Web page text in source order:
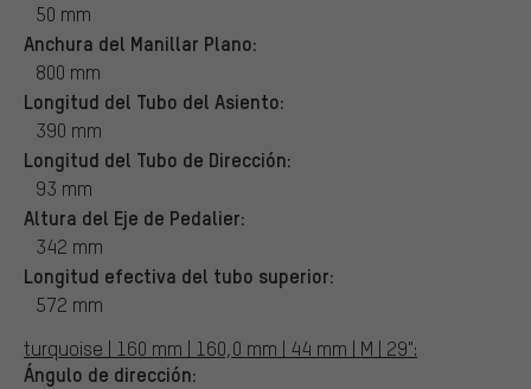
50 mm
Anchura del Manillar Plano:
800 mm
Longitud del Tubo del Asiento:
390 mm
Longitud del Tubo de Dirección:
93 mm
Altura del Eje de Pedalier:
342 mm
Longitud efectiva del tubo superior:
572 mm
turquoise | 160 mm | 160,0 mm | 44 mm | M | 29":
Ángulo de dirección: